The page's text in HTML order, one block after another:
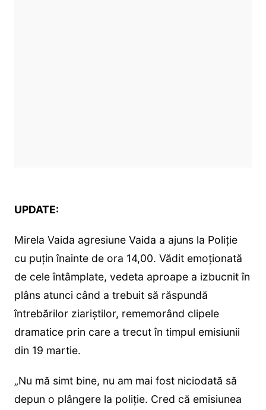
UPDATE:
Mirela Vaida agresiune Vaida a ajuns la Poliție
cu puțin înainte de ora 14,00. Vădit emoționată
de cele întâmplate, vedeta aproape a izbucnit în
plâns atunci când a trebuit să răspundă
întrebărilor ziariștilor, rememorând clipele
dramatice prin care a trecut în timpul emisiunii
din 19 martie.
„Nu mă simt bine, nu am mai fost niciodată să
depun o plângere la poliție. Cred că emisiunea